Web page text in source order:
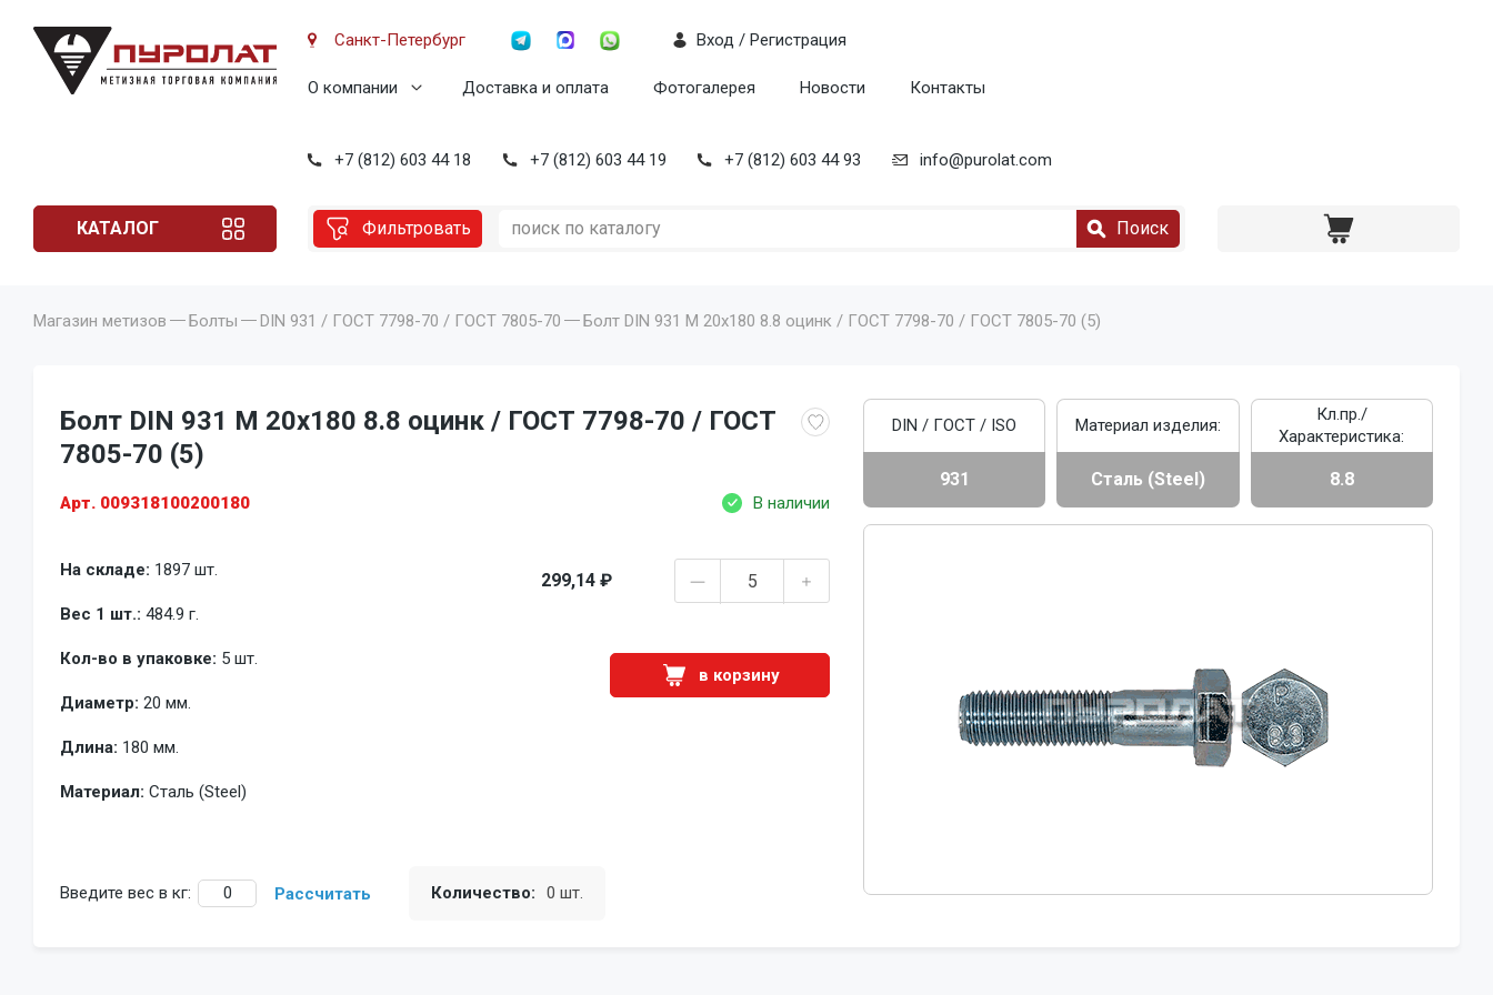
Санкт-Петербург
О компании Доставка и оплата Фотогалерея Новости Контакты
Вход / Регистрация
+7 (812) 603 44 18 +7 (812) 603 44 19 +7 (812) 603 44 93 info@purolat.com
КАТАЛОГ Фильтровать Поиск
Магазин метизов Болты DIN 931 / ГОСТ 7798-70 / ГОСТ 7805-70 Болт DIN 931 M 20x180 8.8 оцинк / ГОСТ 7798-70 / ГОСТ 7805-70 (5)
Болт DIN 931 M 20x180 8.8 оцинк / ГОСТ 7798-70 / ГОСТ
7805-70 (5)
Арт. 009318100200180 В наличии
На складе: 1897 шт.
Вес 1 шт.: 484.9 г.
Кол-во в упаковке: 5 шт.
Диаметр: 20 мм.
Длина: 180 мм.
Материал: Сталь (Steel)
299,14 ₽
в корзину
Введите вес в кг: Рассчитать Количество: 0 шт.
DIN / ГОСТ / ISO
931
Материал изделия:
Сталь (Steel)
Кл.пр./
Характеристика:
8.8